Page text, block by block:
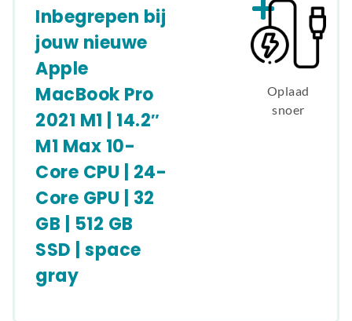
Inbegrepen bij
jouw nieuwe
Apple
MacBook Pro
2021 M1 | 14.2″
M1 Max 10-
Core CPU | 24-
Core GPU | 32
GB | 512 GB
SSD | space
gray
Oplaad
snoer